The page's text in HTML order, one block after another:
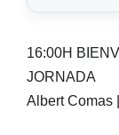
16:00H
JORNADA
Albert Comas